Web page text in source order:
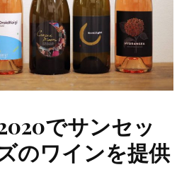
でサンセッ
のワインを提供